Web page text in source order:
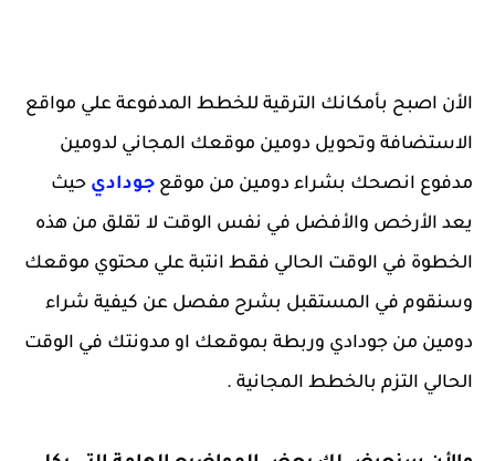
الأن اصبح بأمكانك الترقية للخطط المدفوعة علي مواقع
الاستضافة وتحويل دومين موقعك المجاني لدومين
مدفوع انصحك بشراء دومين من موقع جودادي حيث
يعد الأرخص والأفضل في نفس الوقت لا تقلق من هذه
الخطوة في الوقت الحالي فقط انتبة علي محتوي موقعك
وسنقوم في المستقبل بشرح مفصل عن كيفية شراء
دومين من جودادي وربطة بموقعك او مدونتك في الوقت
الحالي التزم بالخطط المجانية .